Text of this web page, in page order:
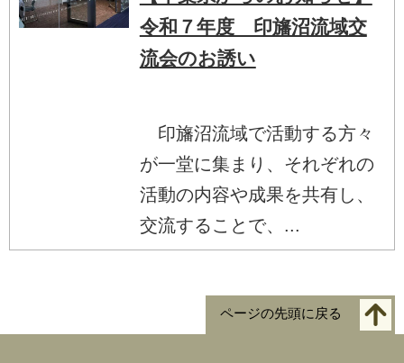
令和７年度 印旛沼流域交
流会のお誘い
印旛沼流域で活動する方々
が一堂に集まり、それぞれの
活動の内容や成果を共有し、
交流することで、...
ページの先頭に戻る